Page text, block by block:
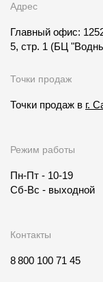
Адрес
Главный офис:
5, стр. 1 (БЦ
Точки продаж
Точки продаж в г.
Режим работы
Пн-Пт - 10-19
Сб-Вс - выходной
Контакты
8 800 100 71 45